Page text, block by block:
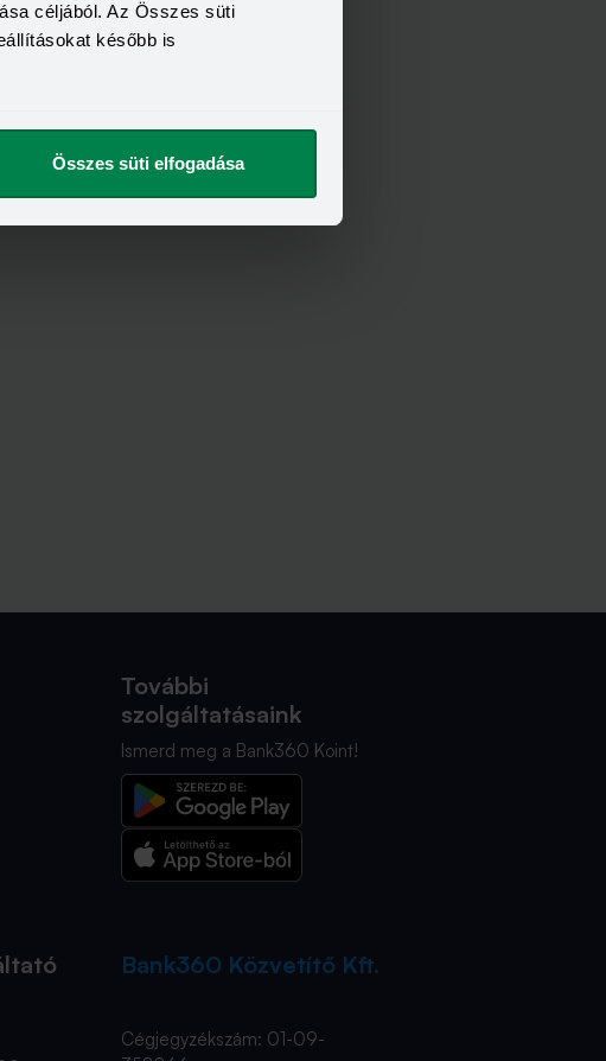
céljából. Az Összes süti
később is
Összes süti elfogadása
További
szolgáltatásaink
Ismerd meg a Bank360 Koint!
Bank360 Közvetítő Kft.
Cégjegyzékszám: 01-09-